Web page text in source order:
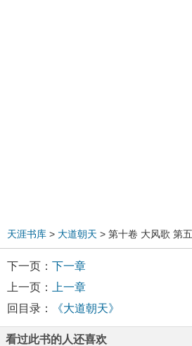
天涯书库 > 大道朝天 > 第十卷 大风歌 第
下一页： 下一章
上一页：
上一章
回目录：
《大道朝天》
看过此书的人还喜欢